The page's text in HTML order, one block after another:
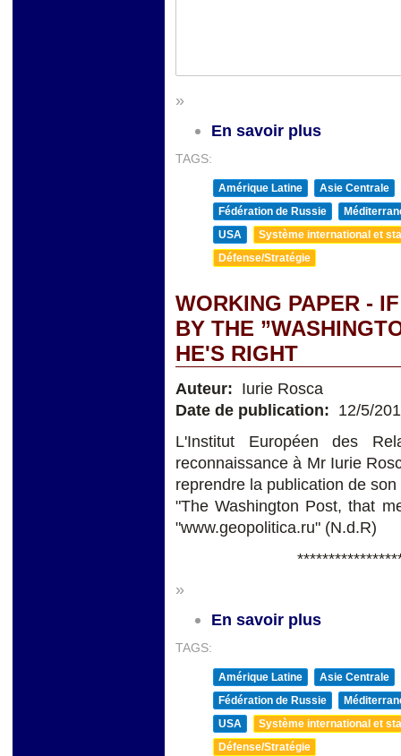
»
En savoir plus
TAGS:
Amérique Latine
Asie Centrale
Fédération de Russie
USA
Système international et
Défense/Stratégie
WORKING PAPER -
BY THE
HE'S RIGHT
Auteur: Iurie Rosca
Date de publication: 12/5/
L'Institut Européen des
reconnaissance à Mr Iurie
reprendre la publication de
"The Washington Post, that
"www.geopolitica.ru" (N.d.R)
»
En savoir plus
TAGS:
Amérique Latine
Asie Centrale
Fédération de Russie
USA
Système international et
Défense/Stratégie